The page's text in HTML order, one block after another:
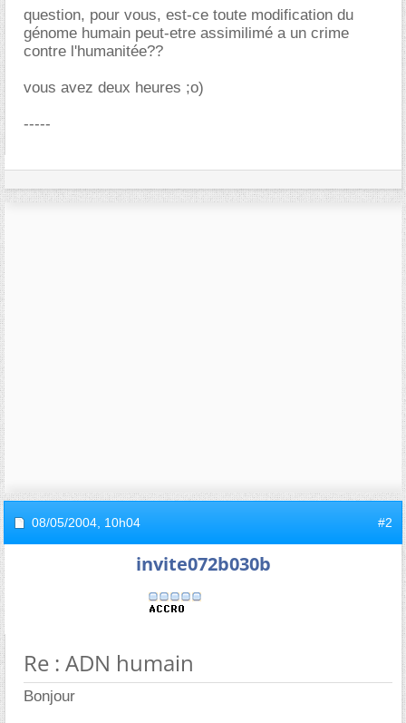
question, pour vous, est-ce toute modification du
génome humain peut-etre assimilimé a un crime
contre l'humanitée??
vous avez deux heures ;o)
-----
08/05/2004, 10h04 #2
invite072b030b
Re : ADN humain
Bonjour